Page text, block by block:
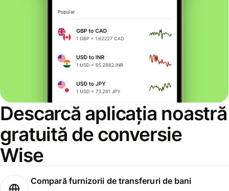
Descarcă aplicația noastră
gratuită de conversie
Wise
Compară furnizorii de transferuri de bani